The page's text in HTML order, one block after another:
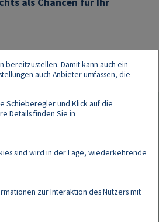
bereitzustellen. Damit kann auch ein
auch Anbieter umfassen, die
Schieberegler und Klick auf die
Details finden Sie in
sind wird in der Lage, wiederkehrende
zur Interaktion des Nutzers mit